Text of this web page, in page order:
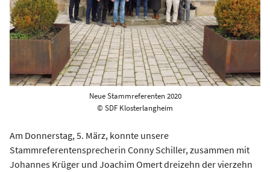
Neue Stammreferenten 2020
© SDF Klosterlangheim
Am Donnerstag, 5. März, konnte unsere
Stammreferentensprecherin Conny Schiller, zusammen mit
Johannes Krüger und Joachim Omert dreizehn der vierzehn